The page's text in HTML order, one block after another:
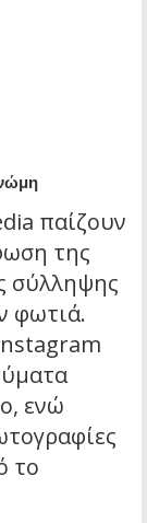
παίζουν
της
σύλληψης
φωτιά.
ενώ
το